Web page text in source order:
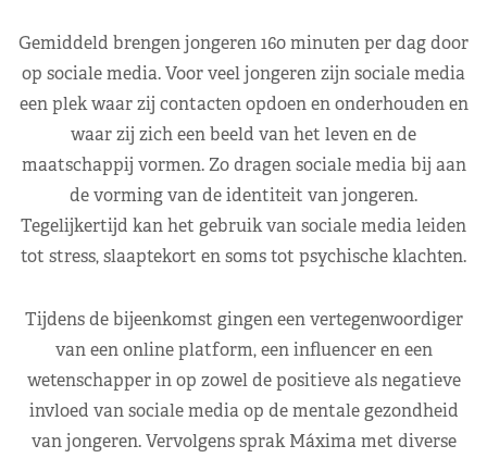
Gemiddeld brengen jongeren 160 minuten per dag door
op sociale media. Voor veel jongeren zijn sociale media
een plek waar zij contacten opdoen en onderhouden en
waar zij zich een beeld van het leven en de
maatschappij vormen. Zo dragen sociale media bij aan
de vorming van de identiteit van jongeren.
Tegelijkertijd kan het gebruik van sociale media leiden
tot stress, slaaptekort en soms tot psychische klachten.
Tijdens de bijeenkomst gingen een vertegenwoordiger
van een online platform, een influencer en een
wetenschapper in op zowel de positieve als negatieve
invloed van sociale media op de mentale gezondheid
van jongeren. Vervolgens sprak Máxima met diverse